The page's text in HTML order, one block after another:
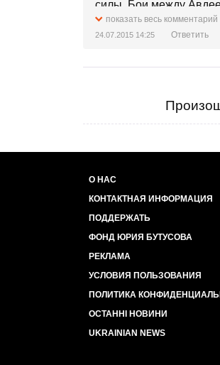
показать весь комментарий
24.07.2015 14:25 Ответить
О НАС
КОНТАКТНАЯ ИНФОРМАЦИЯ
ПОДДЕРЖАТЬ
ФОНД ЮРИЯ БУТУСОВА
РЕКЛАМА
УСЛОВИЯ ПОЛЬЗОВАНИЯ
ПОЛИТИКА
ОСТАННІ НОВИНИ
UKRAINIAN NEWS